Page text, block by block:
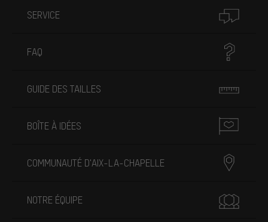
SERVICE
FAQ
GUIDE DES TAILLES
BOÎTE À IDÉES
COMMUNAUTÉ D'AIX-LA-CHAPELLE
NOTRE ÉQUIPE